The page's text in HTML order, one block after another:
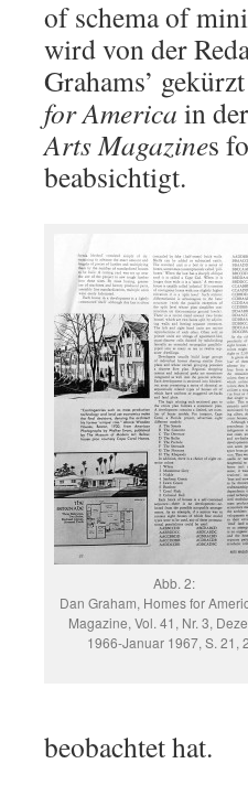
of schema of
wird von der
Grahams’
for America in
Arts Magazines
beabsichtigt.
Abb. 2:
Dan Graham, Homes for
Magazine, Vol. 41, Nr. 3,
1966-Januar 1967, S. 21,
beobachtet hat.